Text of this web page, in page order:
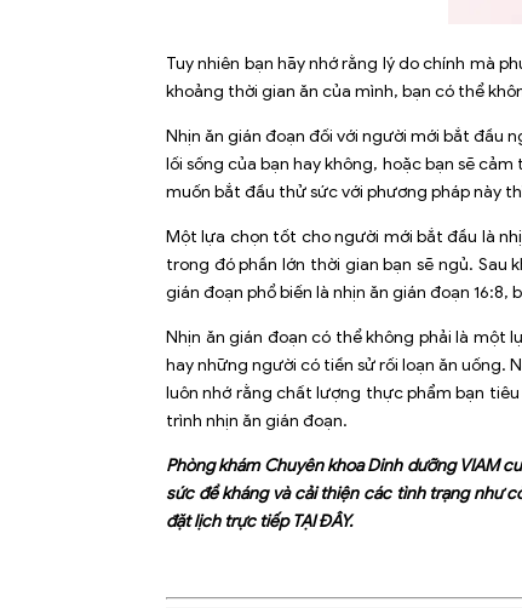
Tuy nhiên bạn hãy nhớ rằng lý do chính mà
khoảng thời gian ăn của mình, bạn có thể
Nhịn ăn gián đoạn đối với người mới bắt đầu
lối sống của bạn hay không, hoặc bạn sẽ
muốn bắt đầu thử sức với phương pháp này
Một lựa chọn tốt cho người mới bắt đầu là
trong đó phần lớn thời gian bạn sẽ ngủ. Sau
gián đoạn phổ biến là nhịn ăn gián đoạn
Nhịn ăn gián đoạn có thể không phải là một
hay những người có tiền sử rối loạn ăn uống.
luôn nhớ rằng chất lượng thực phẩm bạn
trình nhịn ăn gián đoạn.
Phòng khám Chuyên khoa Dinh dưỡng VIAM
sức đề kháng và cải thiện các tình trạng như
đặt lịch trực tiếpTẠI ĐÂY.